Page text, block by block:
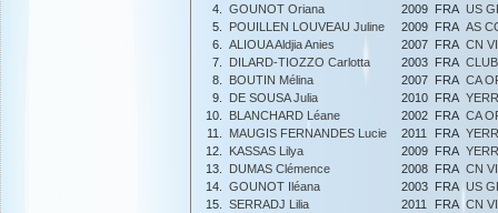
4.
GOUNOT Oriana 2009 FRA US
5.
POUILLEN LOUVEAU Juline 2009 FRA AS
6.
ALIOUA Aldjia Anies 2007 FRA CN
7.
DILARD-TIOZZO Carlotta 2003 FRA
8.
BOUTIN Mélina 2007 FRA CA
9.
DE SOUSA Julia 2010 FRA
10.
BLANCHARD Léane 2002 FRA CA
11.
MAUGIS FERNANDES Lucie 2011 FRA
12.
KASSAS Lilya 2009 FRA
13.
DUMAS Clémence 2008 FRA CN
14.
GOUNOT Iléana 2003 FRA US
15.
SERRADJ Lilia 2011 FRA CN